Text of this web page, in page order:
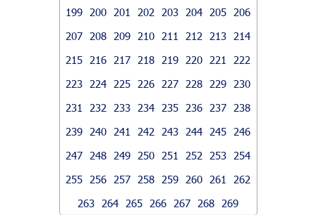
199
200 201 202 203 204 205
206
207
208 209 210 211 212 213
214
215
216 217 218 219 220 221
222
223
224 225 226 227 228 229
230
231
232 233 234 235 236 237
238
239
240 241 242 243 244 245
246
247
248 249 250 251 252 253
254
255
256 257 258 259 260 261
262
263
264 265 266 267 268 269